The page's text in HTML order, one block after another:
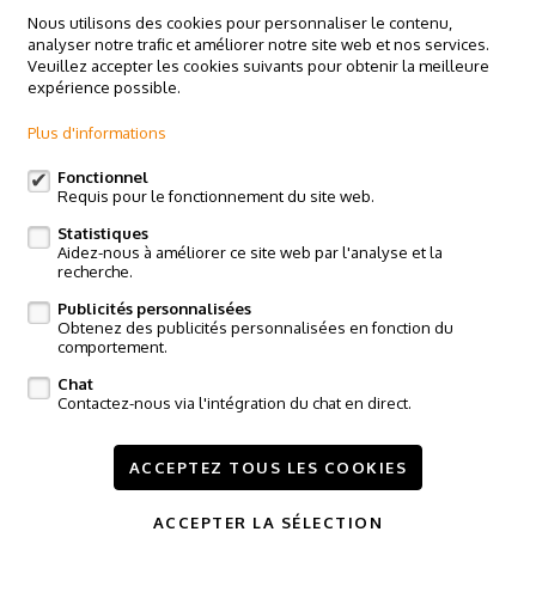
Claes & Willems - Halle
Basiliekstraat 58, 1500 Hal
Edingsesteenweg 364, 9400 Ninove
Claes & Willems - Sint-Pieters-Leeuw
Postweg 119, Vlezenbeek
Suivez-nous sur:
A louer Projets Référence
Contact
Nous utilisons des cookies pour personnaliser le contenu,
analyser notre trafic et améliorer notre site web et nos services.
Veuillez accepter les cookies suivants pour obtenir la meilleure
expérience possible.
Plus d'informations
Fonctionnel
Requis pour le fonctionnement du site web.
Statistiques
Aidez-nous à améliorer ce site web par l'analyse et la
recherche.
Publicités personnalisées
Obtenez des publicités personnalisées en fonction du
comportement.
Chat
Contactez-nous via l'intégration du chat en direct.
ACCEPTEZ TOUS LES COOKIES
ACCEPTER LA SÉLECTION